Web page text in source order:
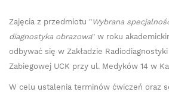
Zajęcia z przedmiotu "Wybrana
diagnostyka obrazowa" w roku
odbywać się w Zakładzie
Zabiegowej UCK przy ul. Medyków 14 w
W celu ustalenia terminów ćwiczeń oraz